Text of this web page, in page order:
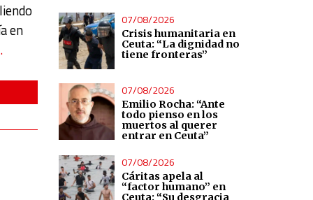
en
07/08/2026
Crisis humanitaria en
Ceuta: “La dignidad no
tiene fronteras”
07/08/2026
Emilio Rocha: “Ante
todo pienso en los
muertos al querer
entrar en Ceuta”
07/08/2026
Cáritas apela al
“factor humano” en
Ceuta: “Su desgracia